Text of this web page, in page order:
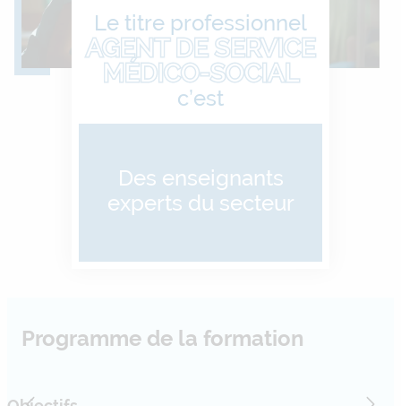
Le titre professionnel
AGENT DE SERVICE
MÉDICO-SOCIAL
c’est
Des enseignants
experts du secteur
Une pédagogie
adaptée
Programme de la formation